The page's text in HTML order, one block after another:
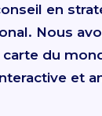
en
Nous
carte du
et